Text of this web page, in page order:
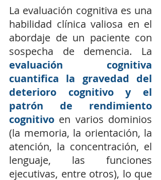
La evaluación cognitiva es una
habilidad clínica valiosa en el
abordaje de un paciente con
evaluación cognitiva
cuantifica la gravedad del
deterioro cognitivo y el
patrón de rendimiento
cognitivo en varios dominios
(la memoria, la orientación, la
atención, la concentración, el
lenguaje, las funciones